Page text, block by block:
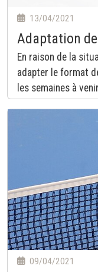
13/04/2021
Adaptation
En raison de la
adapter le format
les semaines à
09/04/2021